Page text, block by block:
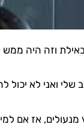
וזה היה ממש
ואני לא יכול
אז אם